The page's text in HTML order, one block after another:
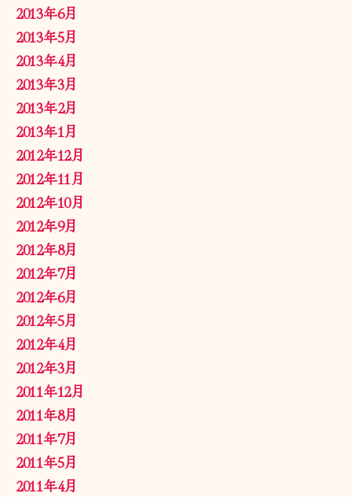
2013年6月
2013年5月
2013年4月
2013年3月
2013年2月
2013年1月
2012年12月
2012年11月
2012年10月
2012年9月
2012年8月
2012年7月
2012年6月
2012年5月
2012年4月
2012年3月
2011年12月
2011年8月
2011年7月
2011年5月
2011年4月